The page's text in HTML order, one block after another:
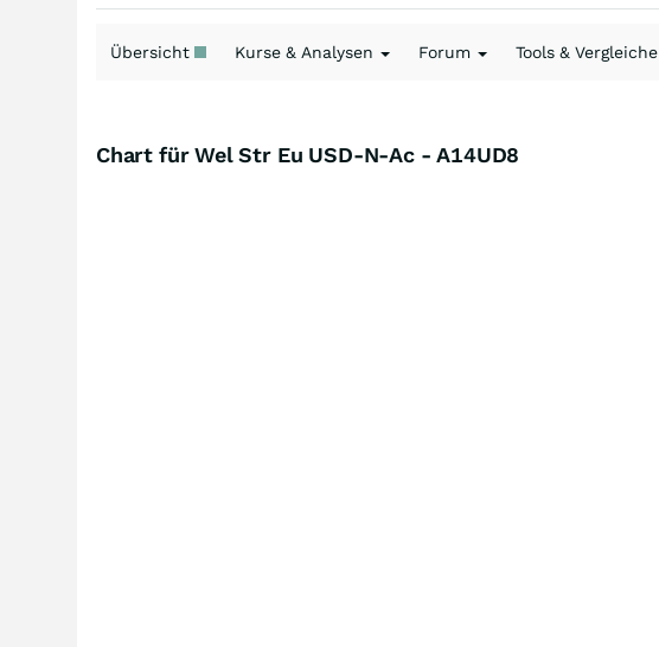
Übersicht Kurse & Analysen Forum Tools & Vergleiche
Chart für Wel Str Eu USD-N-Ac - A14UD8